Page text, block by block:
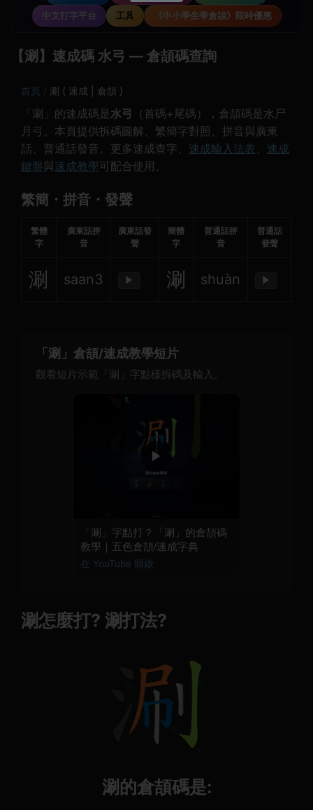
中文打字平台
工具 《中小學生學倉頡》限時優惠
【涮】速成碼 水弓 — 倉頡碼查詢
首頁 涮 ( 速成 | 倉頡 )
「涮」的速成碼是 水弓 （首碼+尾碼），倉頡碼是水尸
月弓。本頁提供拆碼圖解、繁簡字對照、拼音與廣東
話、普通話發音。更多速成查字、 速成輸入法表、 速成
鍵盤與速成教學可配合使用。
繁簡・拼音・發聲
繁體
字
廣東話拼
音
廣東話發
聲
簡體
字
普通話拼
音
普通話
發聲
涮 saan3 ▶ 涮 shuàn ▶
「涮」倉頡/速成教學短片
觀看短片示範「涮」字點樣拆碼及輸入。
▶
「涮」字點打？「涮」的倉頡碼
教學｜五色倉頡/速成字典
在 YouTube 開啟
涮怎麼打? 涮打法?
涮的倉頡碼是: